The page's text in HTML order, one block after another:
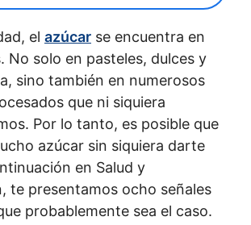
el azúcar se encuentra en
No solo en pasteles, dulces y
sino también en numerosos
que ni siquiera
Por lo tanto, es posible que
azúcar sin siquiera darte
en Salud y
te presentamos ocho señales
probablemente sea el caso.